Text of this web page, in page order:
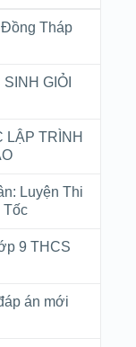
Tháp
GIỎI
LẬP TRÌNH
Luyện Thi
Tốc
9 THCS
án mới